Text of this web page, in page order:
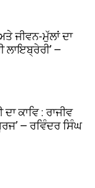
ਜੀਵਨ-ਮੁੱਲਾਂ ਦਾ
ਲਾਇਬ੍ਰੇਰੀ’ —
ਕਾਵਿ : ਰਾਜੀਵ
— ਰਵਿੰਦਰ ਸਿੰਘ